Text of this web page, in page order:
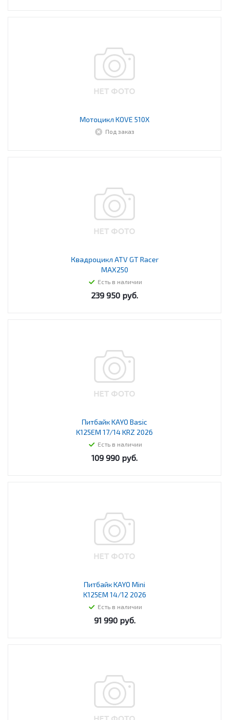
Мотоцикл KOVE 510X
Под заказ
Квадроцикл ATV GT Racer
MAX250
Есть в наличии
239 950 руб.
Питбайк KAYO Basic
K125EM 17/14 KRZ 2026
Есть в наличии
109 990 руб.
Питбайк KAYO Mini
K125EM 14/12 2026
Есть в наличии
91 990руб.